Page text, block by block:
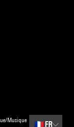
Musique
🇫🇷 FR